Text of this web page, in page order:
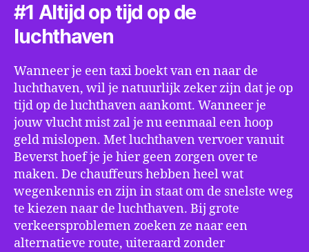
#1 Altijd op tijd op de
luchthaven
Wanneer je een taxi boekt van en naar de
luchthaven, wil je natuurlijk zeker zijn dat je op
tijd op de luchthaven aankomt. Wanneer je
jouw vlucht mist zal je nu eenmaal een hoop
geld mislopen. Met luchthaven vervoer vanuit
Beverst hoef je je hier geen zorgen over te
maken. De chauffeurs hebben heel wat
wegenkennis en zijn in staat om de snelste weg
te kiezen naar de luchthaven. Bij grote
verkeersproblemen zoeken ze naar een
alternatieve route, uiteraard zonder